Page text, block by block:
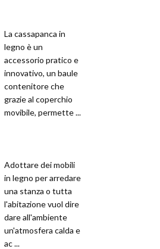
La cassapanca in
legno è un
accessorio pratico e
innovativo, un baule
contenitore che
grazie al coperchio
movibile, permette ...
Adottare dei mobili
in legno per arredare
una stanza o tutta
l'abitazione vuol dire
dare all'ambiente
un'atmosfera calda e
ac ...